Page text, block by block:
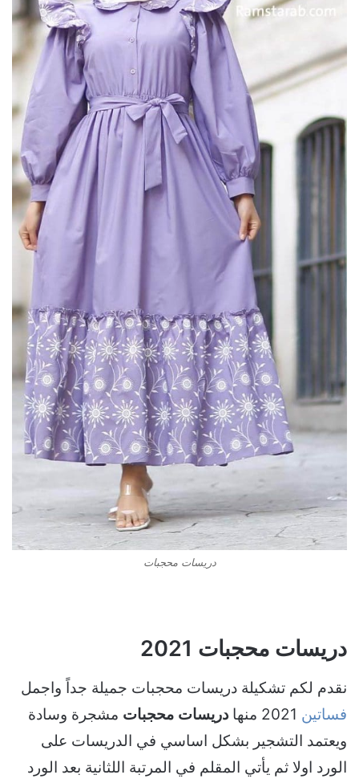
دريسات محجبات
دريسات محجبات 2021
نقدم لكم تشكيلة دريسات محجبات جميلة جداً واجمل
فساتين
دريسات محجبات مشجرة وسادة
ويعتمد التشجير بشكل اساسي في الدريسات على
الورد اولا ثم يأتي المقلم في المرتبة اللثانية بعد الورد